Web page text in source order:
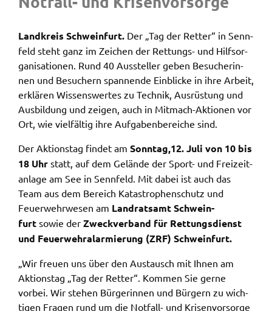
Land­kreis Schwein­furt. Der „Tag der Retter“ in Senn­
feld steht ganz im Zeichen der Rettungs- und Hilfs­or­
ga­ni­sa­tio­nen. Rund 40 Ausstel­ler geben Besu­che­rin­
nen und Besu­chern span­nen­de Einbli­cke in ihre Arbeit,
erklä­ren Wissens­wer­tes zu Tech­nik, Ausrüs­tung und
Ausbil­dung und zeigen, auch in Mitmach-Aktio­nen vor
Ort, wie viel­fäl­tig ihre Aufga­ben­be­rei­che sind.
Der Akti­ons­tag findet am Sonn­tag,12. Juli von 10 bis
18 Uhr statt, auf dem Gelän­de der Sport- und Frei­zeit­
an­la­ge am See in Senn­feld. Mit dabei ist auch das
Team aus dem Bereich Kata­stro­phen­schutz und
Feuer­wehr­we­sen am Land­rats­amt Schwein­
furt sowie der Zweck­ver­band für Rettungs­dienst
und Feuer­wehr­alar­mie­rung (ZRF) Schwein­furt.
„Wir freu­en uns über den Austausch mit Ihnen am
Akti­ons­tag „Tag der Retter“. Kommen Sie gerne
vorbei. Wir stehen Bürge­rin­nen und Bürgern zu wich­
ti­gen Fragen rund um die Notfall- und Krisen­vor­sor­ge
Zweck:
Cookie Laufzeit:
1 Jahr
Frontend Benutzer
Name:
fe_typo_user
Anbieter:
Landratsamt Schweinfurt
Anonyme Klickzählung
Cookie Laufzeit:
Session
Barrierefreiheit
Name:
accessibility